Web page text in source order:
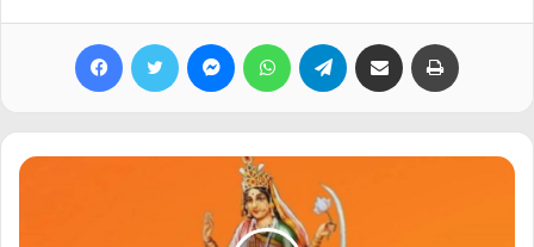
देखिये लाखों करोड़ों आप जैसे अधिकारिओं और
Facebook Twitter MessengerWhatsAppTelegram Share via Email